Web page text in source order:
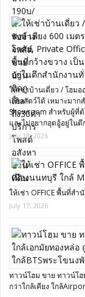
ให้เช่าบ้านเดี่ยว / โฮม
เลี้ยงสัตว์ได้ เหมาะมา
Showroom สำหรับผู้ที่
และไม่อยากอุดอู้อยู่ใน
July 18, 2026
ให้เช่า OFFICE พื้นที่ส
July 17, 2026
ทาวน์โฮม ขาย ทาวน์โ
กว่าใกล้เคียง ใกล้